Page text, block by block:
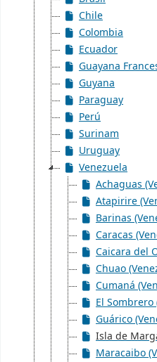
Chile
Colombia
Ecuador
Guayana
Guyana
Paraguay
Perú
Surinam
Uruguay
Venezuela
Achaguas
Atapirire
Barinas
Caracas
Caicara del
Chuao
Cumaná
El Sombrero
Guárico
Isla de
Maracaibo